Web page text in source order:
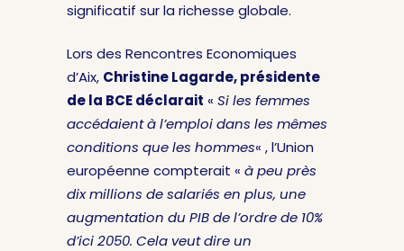
significatif sur la richesse globale.
Lors des Rencontres Economiques
d’Aix, Christine Lagarde, présidente
de la BCE déclarait « Si les femmes
accédaient à l’emploi dans les mêmes
conditions que les hommes« , l’Union
européenne compterait « à peu près
dix millions de salariés en plus, une
augmentation du PIB de l’ordre de 10%
d’ici 2050. Cela veut dire un